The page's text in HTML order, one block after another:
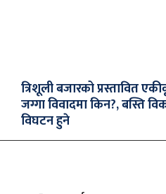
त्रिशूली बजारको प्रस्तावित
जग्गा विवादमा किन?, बस्ति
विघटन हुने